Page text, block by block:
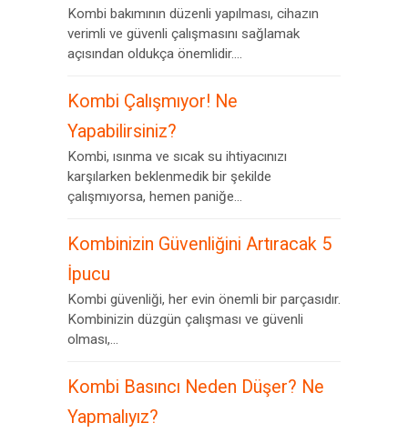
Kombi bakımının düzenli yapılması, cihazın
verimli ve güvenli çalışmasını sağlamak
açısından oldukça önemlidir....
Kombi Çalışmıyor! Ne
Yapabilirsiniz?
Kombi, ısınma ve sıcak su ihtiyacınızı
karşılarken beklenmedik bir şekilde
çalışmıyorsa, hemen paniğe...
Kombinizin Güvenliğini Artıracak 5
İpucu
Kombi güvenliği, her evin önemli bir parçasıdır.
Kombinizin düzgün çalışması ve güvenli
olması,...
Kombi Basıncı Neden Düşer? Ne
Yapmalıyız?